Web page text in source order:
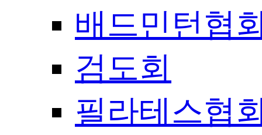
배드민턴협
검도회
필라테스협